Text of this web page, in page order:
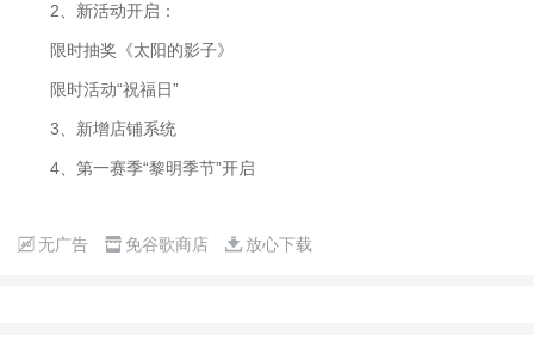
2、新活动开启：
限时抽奖《太阳的影子》
限时活动“祝福日”
3、新增店铺系统
4、第一赛季“黎明季节”开启
无广告 免谷歌商店 放心下载